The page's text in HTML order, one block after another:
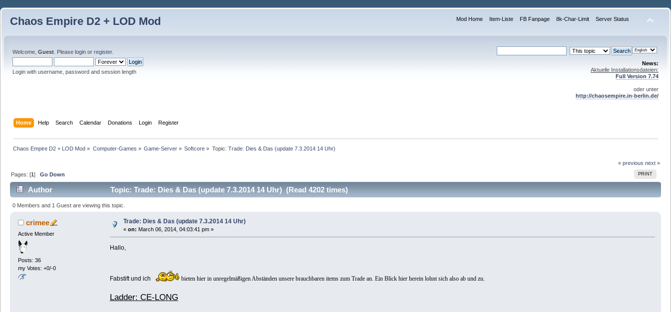
Chaos Empire D2 + LOD Mod Mod Home Item-Liste FB Fanpage 8k-Char-Limit Server Status
Welcome, Guest . Please login or register.
Login with username, password and session length
News:
Aktuelle Installationsdateien:
Full Version 7.74
oder unter
http://chaosempire.in-berlin.de/
Home Help Search Calendar Donations Login Register
Chaos Empire D2 + LOD Mod » Computer-Games » Game-Server» Softcore » Topic: Trade: Dies & Das (update 7.3.2014 14 Uhr)
« previous next »
PRINT
Pages: [1]Go Down
Author Topic: Trade: Dies & Das (update 7.3.2014 14 Uhr) (Read 4202 times)
0 Members and 1 Guest are viewing this topic.
crimee
Active Member
Posts: 36
my Votes: +0/-0
Trade: Dies & Das (update 7.3.2014 14 Uhr)
« on: March 06, 2014, 04:03:41 pm »
Hallo,
Fabstift und ich bieten hier in unregelmäßigen Abständen unsere brauchbaren items zum Trade an. Ein Blick hier herein lohnt sich also ab und zu.
Ladder: CE-LONG